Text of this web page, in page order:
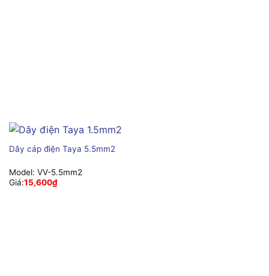
Dây cáp điện Taya 5.5mm2
Model: VV-5.5mm2
Giá:15,600₫